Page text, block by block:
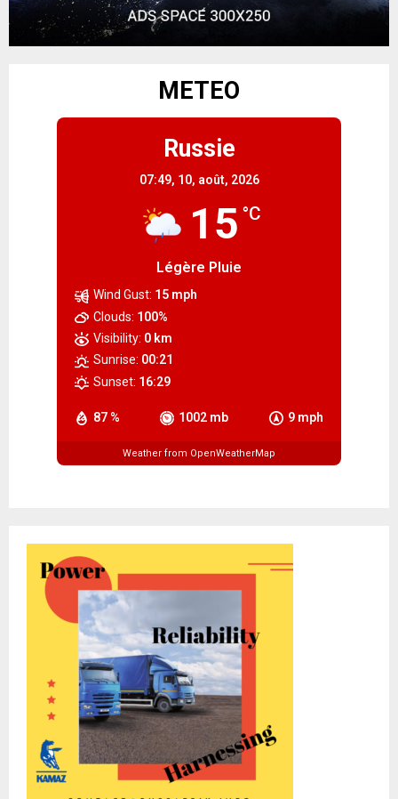
METEO
Russie
07:49, 10, août, 2026
15 °C
Légère Pluie
87 % 1002 mb 9 mph
Wind Gust: 15 mph
Clouds: 100%
Visibility: 0 km
Sunrise: 00:21
Sunset: 16:29
Weather from OpenWeatherMap